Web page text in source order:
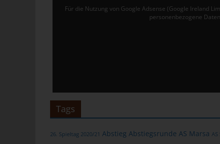
Für die Nutzung von Google Adsense (Google Ireland
personenbezogene
Tags
26. Spieltag 2020/21 Abstieg Abstiegsrunde AS Marsa